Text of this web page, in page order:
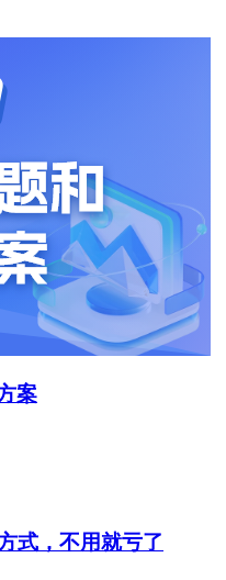
案
式，不用就亏了